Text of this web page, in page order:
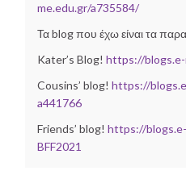
me.edu.gr/a735584/
Τα blog που έχω είναι τα
Kater’s Blog! https://
Cousins’ blog! https://
a441766
Friends’ blog! https://
BFF2021